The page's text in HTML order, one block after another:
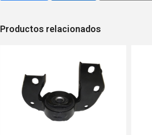
Productos relacionados